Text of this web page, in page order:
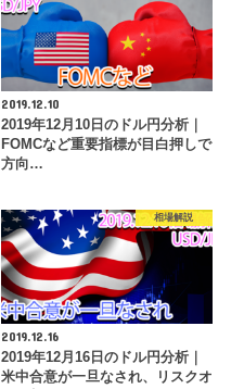
2019.12.10
2019年12月10日のドル円分析｜
FOMCなど重要指標が目白押しで
方向…
相場解説
2019.12.16
2019年12月16日のドル円分析｜
米中合意が一旦なされ、リスクオ